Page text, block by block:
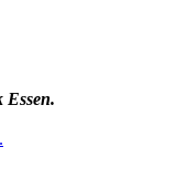
Essen.
.